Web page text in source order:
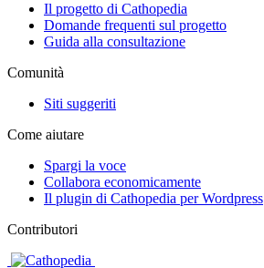
Il progetto di Cathopedia
Domande frequenti sul progetto
Guida alla consultazione
Comunità
Siti suggeriti
Come aiutare
Spargi la voce
Collabora economicamente
Il plugin di Cathopedia per Wordpress
Contributori